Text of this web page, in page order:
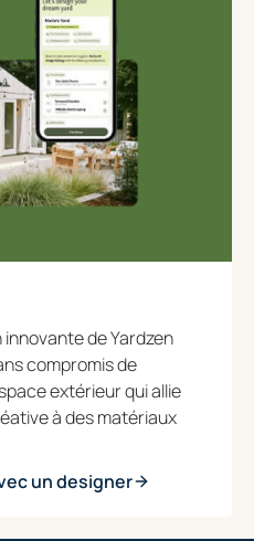
de Yardzen
compromis de
extérieur qui allie
à des matériaux
un designer